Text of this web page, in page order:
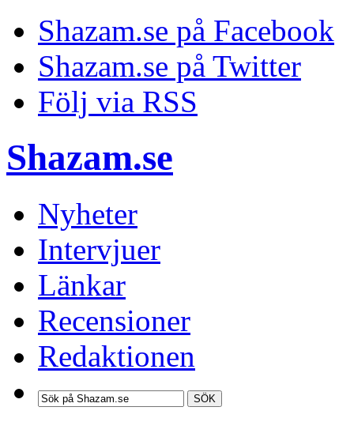
Shazam.se på Facebook
Shazam.se på Twitter
Följ via RSS
Shazam.se
Nyheter
Intervjuer
Länkar
Recensioner
Redaktionen
SÖK